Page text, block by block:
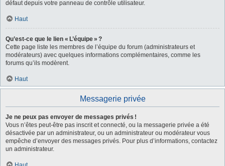
défaut depuis votre panneau de contrôle utilisateur.
Haut
Qu’est-ce que le lien « L’équipe » ?
Cette page liste les membres de l’équipe du forum (administrateurs et
modérateurs) avec quelques informations complémentaires, comme les
forums qu’ils modèrent.
Haut
Messagerie privée
Je ne peux pas envoyer de messages privés !
Vous n’êtes peut-être pas inscrit et connecté, ou la messagerie privée a été
désactivée par un administrateur, ou un administrateur ou modérateur vous
empêche d’envoyer des messages privés. Pour plus d’informations, contactez
un administrateur.